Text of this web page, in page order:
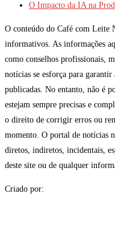
O Impacto da IA na
O conteúdo do Café com Leite
informativos. As informações
como conselhos profissionais,
notícias se esforça para
publicadas. No entanto, não é
estejam sempre precisas e
o direito de corrigir erros ou
momento. O portal de notícias
diretos, indiretos, incidentais,
deste site ou de qualquer
Criado por: